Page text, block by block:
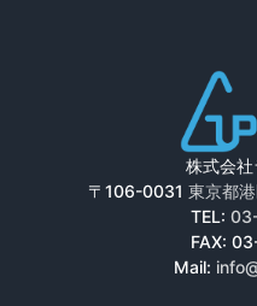
株式会
〒106-0031 東京都
TEL:
FAX:
Mail: